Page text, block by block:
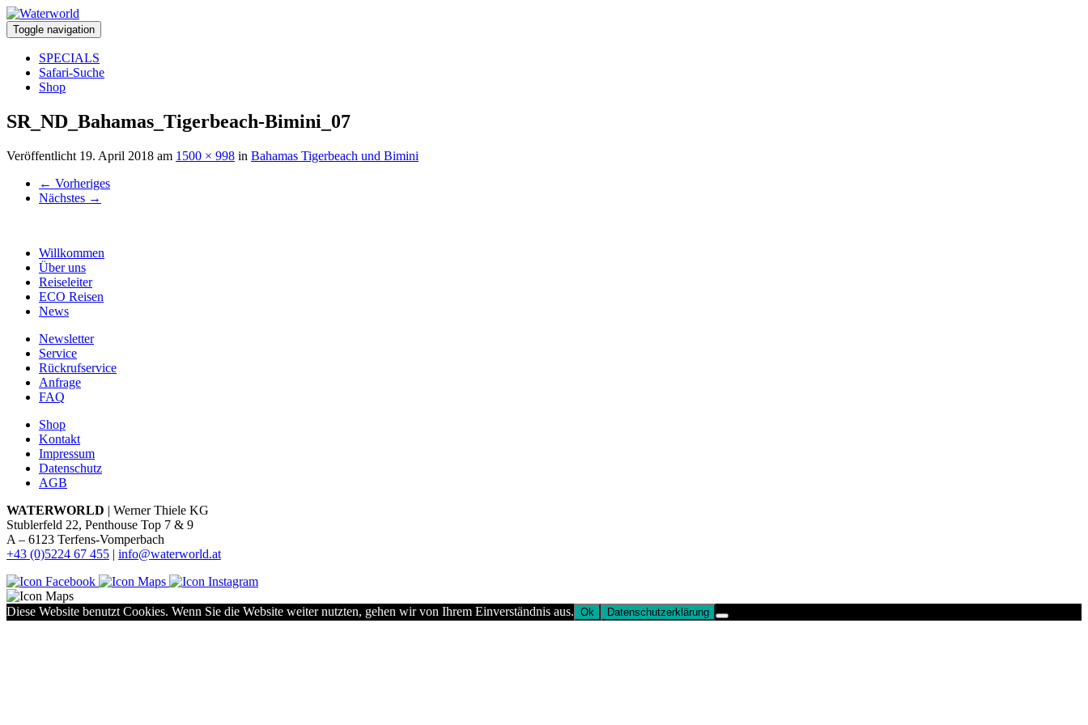
Toggle navigation
SPECIALS
Safari-Suche
Shop
SR_ND_Bahamas_Tigerbeach-Bimini_07
Veröffentlicht 19. April 2018 am 1500 × 998 in Bahamas Tigerbeach und Bimini
← Vorheriges
Nächstes →
Willkommen
Über uns
Reiseleiter
ECO Reisen
News
Newsletter
Service
Rückrufservice
Anfrage
FAQ
Shop
Kontakt
Impressum
Datenschutz
AGB
WATERWORLD | Werner Thiele KG
Stublerfeld 22, Penthouse Top 7 & 9
A – 6123 Terfens-Vomperbach
+43 (0)5224 67 455 | info@waterworld.at
Diese Website benutzt Cookies. Wenn Sie die Website weiter nutzten, gehen wir von Ihrem Einverständnis aus. Ok Datenschutzerklärung